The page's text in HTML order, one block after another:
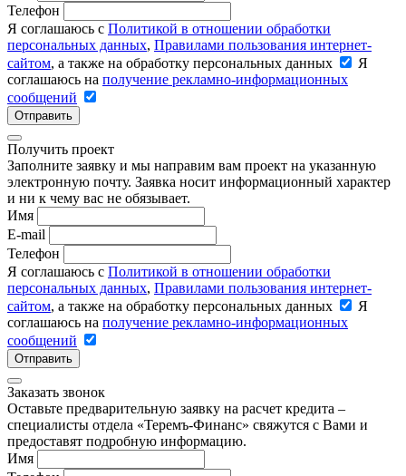
Телефон
Я соглашаюсь с Политикой в отношении обработки
персональных данных, Правилами пользования интернет-
сайтом, а также на обработку персональных данных
Я
соглашаюсь на получение рекламно-информационных
сообщений
Отправить
Получить проект
Заполните заявку и мы направим вам проект на указанную
электронную почту. Заявка носит информационный характер
и ни к чему вас не обязывает.
Имя
E-mail
Телефон
Я соглашаюсь с Политикой в отношении обработки
персональных данных, Правилами пользования интернет-
сайтом, а также на обработку персональных данных
Я
соглашаюсь на получение рекламно-информационных
сообщений
Отправить
Заказать звонок
Оставьте предварительную заявку на расчет кредита –
специалисты отдела «Теремъ-Финанс» свяжутся с Вами и
предоставят подробную информацию.
Имя